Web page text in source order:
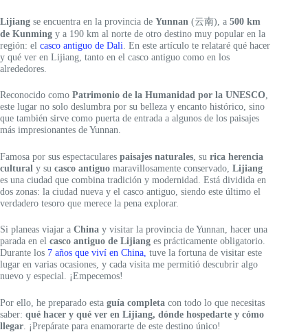
Lijiang se encuentra en la provincia de Yunnan (云南), a 500 km
de Kunming y a 190 km al norte de otro destino muy popular en la
región: el casco antiguo de Dali . En este artículo te relataré qué hacer
y qué ver en Lijiang, tanto en el casco antiguo como en los
alrededores.
Reconocido como Patrimonio de la Humanidad por la UNESCO,
este lugar no solo deslumbra por su belleza y encanto histórico, sino
que también sirve como puerta de entrada a algunos de los paisajes
más impresionantes de Yunnan.
Famosa por sus espectaculares paisajes naturales , su rica herencia
cultural y su casco antiguo maravillosamente conservado, Lijiang
es una ciudad que combina tradición y modernidad. Está dividida en
dos zonas: la ciudad nueva y el casco antiguo, siendo este último el
verdadero tesoro que merece la pena explorar.
Si planeas viajar a China y visitar la provincia de Yunnan, hacer una
parada en el casco antiguo de Lijiang es prácticamente obligatorio.
Durante los 7 años que viví en China, tuve la fortuna de visitar este
lugar en varias ocasiones, y cada visita me permitió descubrir algo
nuevo y especial. ¡Empecemos!
Por ello, he preparado esta guía completa con todo lo que necesitas
saber: qué hacer y qué ver en Lijiang, dónde hospedarte y cómo
llegar . ¡Prepárate para enamorarte de este destino único!